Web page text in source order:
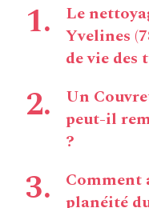
Le
Yvelines
de vie des
Un
peut-il
?
Comment
planéité